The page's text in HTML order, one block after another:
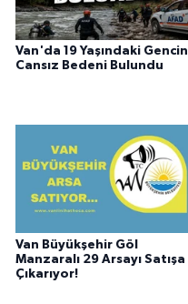
Van'da 19 Yaşındaki Gencin
Cansız Bedeni Bulundu
Van Büyükşehir Göl
Manzaralı 29 Arsayı Satışa
Çıkarıyor!